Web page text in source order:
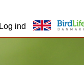
Log ind